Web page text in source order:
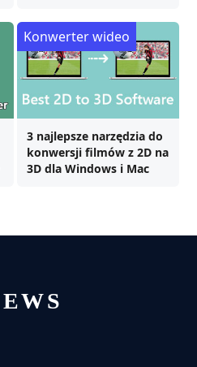
3 najlepsze narzędzia do
konwersji filmów z 2D na
3D dla Windows i Mac
Konwerter wideo